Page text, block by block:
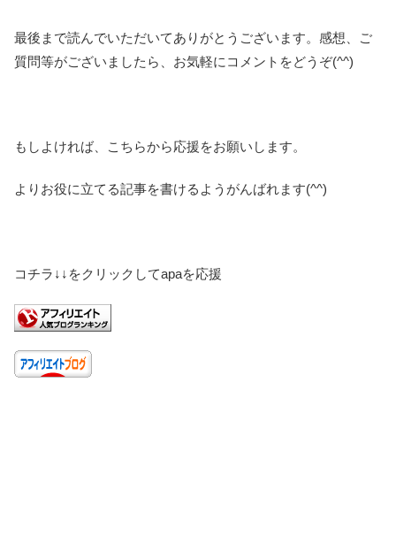
最後まで読んでいただいてありがとうございます。感想、ご
質問等がございましたら、お気軽にコメントをどうぞ(^^)
もしよければ、こちらから応援をお願いします。
よりお役に立てる記事を書けるようがんばれます(^^)
コチラ↓↓をクリックしてapaを応援